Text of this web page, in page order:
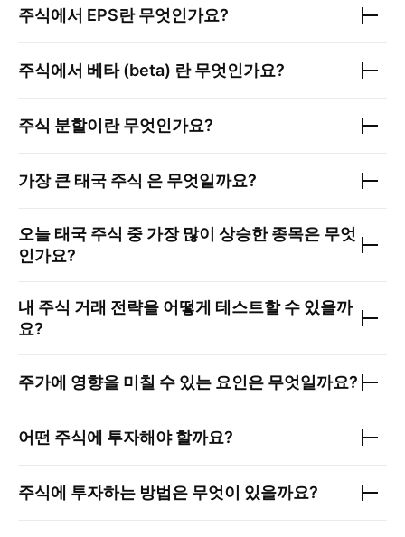
주식에서 EPS란 무엇인가요?
주식에서 베타 (beta) 란 무엇인가요?
주식 분할이란 무엇인가요?
가장 큰 태국 주식 은 무엇일까요?
오늘 태국 주식 중 가장 많이 상승한 종목은 무엇
인가요?
내 주식 거래 전략을 어떻게 테스트할 수 있을까
요?
주가에 영향을 미칠 수 있는 요인은 무엇일까요?
어떤 주식에 투자해야 할까요?
주식에 투자하는 방법은 무엇이 있을까요?